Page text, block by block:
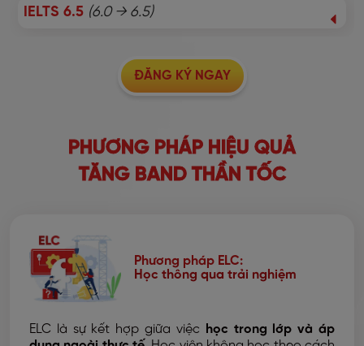
IELTS 6.5 (6.0 → 6.5)
ĐĂNG KÝ NGAY
PHƯƠNG PHÁP HIỆU QUẢ
TĂNG BAND THẦN TỐC
Phương pháp ELC:
Học thông qua trải nghiệm
ELC là sự kết hợp giữa việc
học trong lớp và áp